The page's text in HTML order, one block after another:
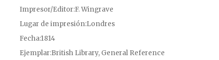
Impresor/Editor F. Wingrave
Lugar de impresiónLondres
Fecha1814
Ejemplar British Library, General Reference